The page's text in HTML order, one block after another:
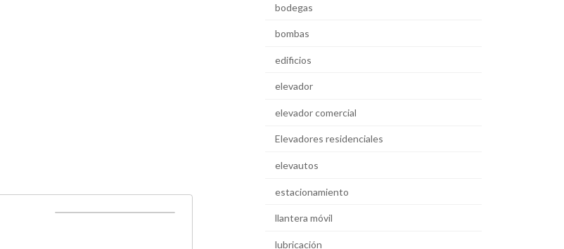
bodegas
bombas
edificios
elevador
elevador comercial
Elevadores residenciales
elevautos
estacionamiento
llantera móvil
lubricación